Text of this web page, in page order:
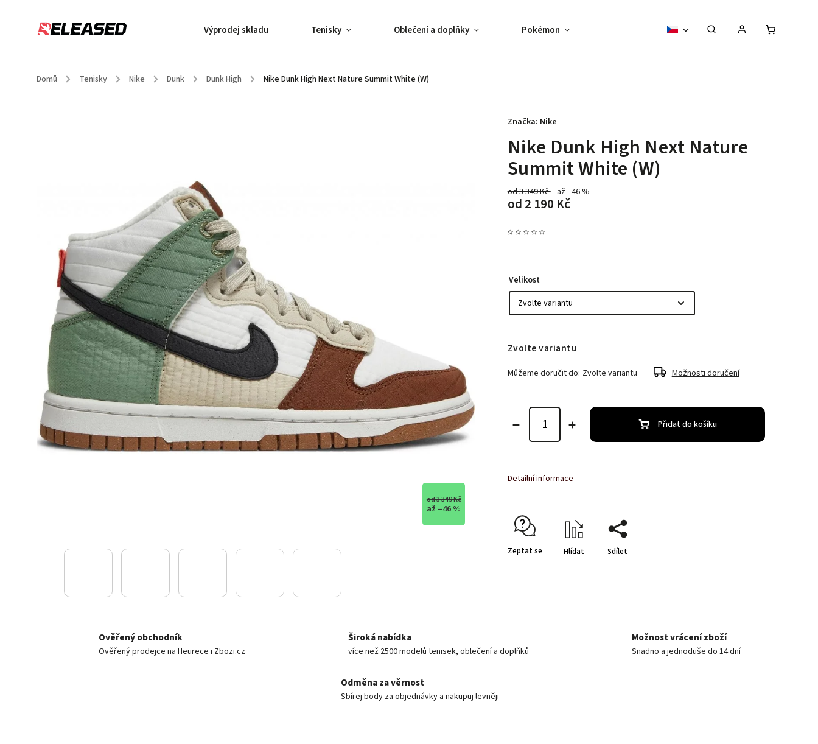
Výprodej skladu Tenisky Oblečení a doplňky Pokémon Sběratelské předměty Vouchery
Domů / Tenisky / Nike / Dunk / Dunk High / Nike Dunk High Next Nature Summit White (W)
od 3 349 Kč
až –46 %
Nike Dunk High Next Nature
Summit White (W)
od 3 349 Kč až –46 %
od 2 190 Kč
Značka: Nike
Velikost
Zvolte variantu
Můžeme doručit do: Zvolte variantu Možnosti doručení
Přidat do košíku
Detailní informace
Zeptat se Hlídat Sdílet
Ověřený obchodník
Ověřený prodejce na Heurece i Zbozi.cz
Široká nabídka
více než 2500 modelů tenisek, oblečení a doplňků
Možnost vrácení zboží
Snadno a jednoduše do 14 dní
Odměna za věrnost
Sbírej body za objednávky a nakupuj levněji